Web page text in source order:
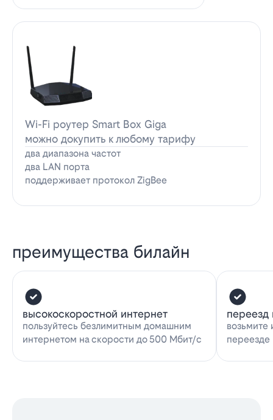
Wi-Fi роутер Smart Box Giga
можно докупить к любому тарифу
два диапазона частот
два LAN порта
поддерживает протокол ZigBee
преимущества билайн
высокоскоростной интернет
пользуйтесь безлимитным домашним
интернетом на скорости до 500 Мбит/с
переезд
возьмите
переезде